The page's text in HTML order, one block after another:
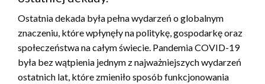
Ostatnia dekada była pełna wydarzeń o globalnym
znaczeniu, które wpłynęły na politykę, gospodarkę oraz
społeczeństwa na całym świecie. Pandemia COVID-19
była bez wątpienia jednym z najważniejszych wydarzeń
ostatnich lat, które zmieniło sposób funkcjonowania